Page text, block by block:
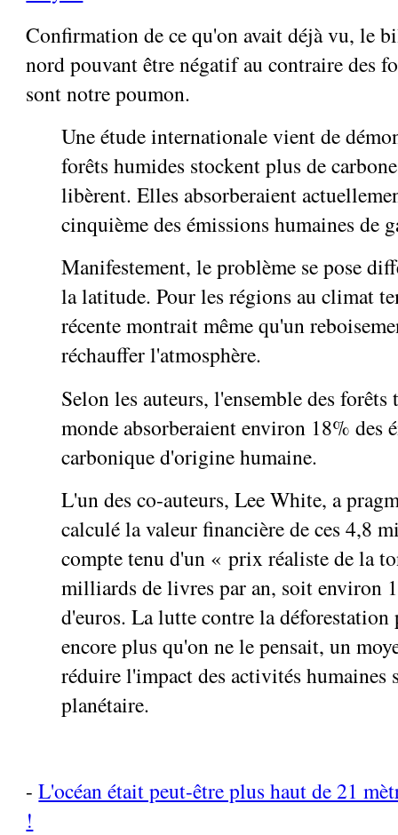
Confirmation de ce qu'on avait déjà vu, le
nord pouvant être négatif au contraire des
sont notre poumon.
Une étude internationale vient de
forêts humides stockent plus de
libèrent. Elles absorberaient
cinquième des émissions humaines de
Manifestement, le problème se pose
la latitude. Pour les régions au climat
récente montrait même qu'un
réchauffer l'atmosphère.
Selon les auteurs, l'ensemble des
monde absorberaient environ 18% des
carbonique d'origine humaine.
L'un des co-auteurs, Lee White, a
calculé la valeur financière de ces 4,8
compte tenu d'un « prix réaliste de la
milliards de livres par an, soit environ
d'euros. La lutte contre la déforestation
encore plus qu'on ne le pensait, un
réduire l'impact des activités humaines
planétaire.
-L'océan était peut-être plus haut de 21
!